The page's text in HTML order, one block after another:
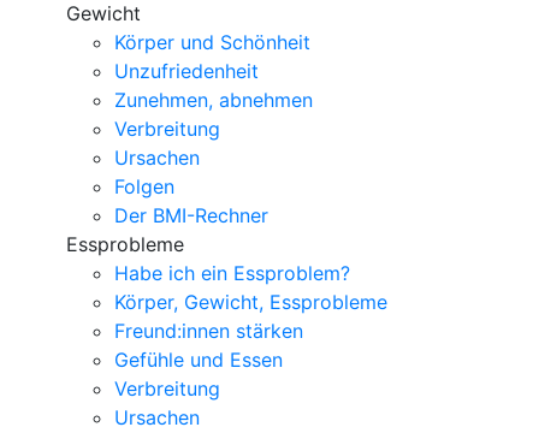
Gewicht
Körper und Schönheit
Unzufriedenheit
Zunehmen, abnehmen
Verbreitung
Ursachen
Folgen
Der BMI-Rechner
Essprobleme
Habe ich ein Essproblem?
Körper, Gewicht, Essprobleme
Freund:innen stärken
Gefühle und Essen
Verbreitung
Ursachen